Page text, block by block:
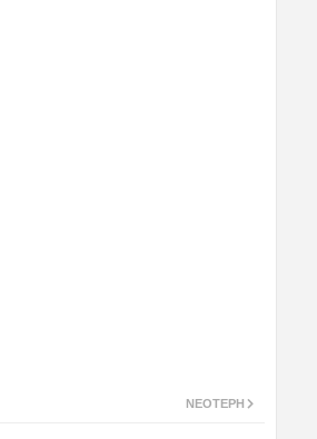
ΝΕΌΤΕΡΗ